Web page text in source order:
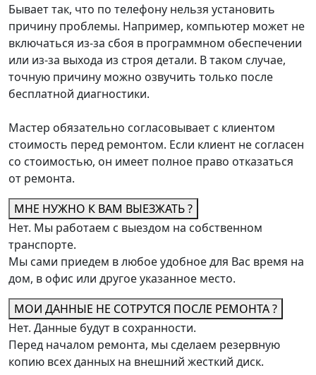
Бывает так, что по телефону нельзя установить
причину проблемы. Например, компьютер может не
включаться из-за сбоя в программном обеспечении
или из-за выхода из строя детали. В таком случае,
точную причину можно озвучить только после
бесплатной диагностики.
Мастер обязательно согласовывает с клиентом
стоимость перед ремонтом. Если клиент не согласен
со стоимостью, он имеет полное право отказаться
от ремонта.
МНЕ НУЖНО К ВАМ ВЫЕЗЖАТЬ ?
Нет. Мы работаем с выездом на собственном
транспорте.
Мы сами приедем в любое удобное для Вас время на
дом, в офис или другое указанное место.
МОИ ДАННЫЕ НЕ СОТРУТСЯ ПОСЛЕ РЕМОНТА ?
Нет. Данные будут в сохранности.
Перед началом ремонта, мы сделаем резервную
копию всех данных на внешний жесткий диск.